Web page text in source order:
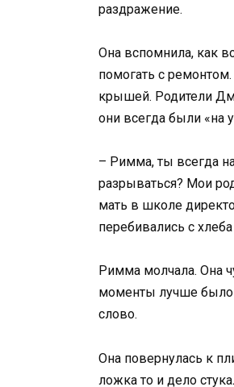
раздражение.
Она вспомнила, как
помогать с
крышей. Родители
они всегда были «на
– Римма, ты всегда
разрываться? Мои
мать в школе
перебивались с
Римма молчала. Она
моменты лучше было
слово.
Она повернулась к
ложка то и дело